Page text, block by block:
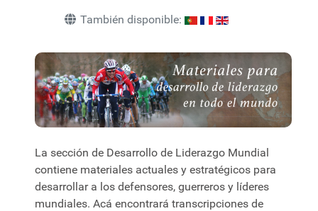
También disponible:
La sección de Desarrollo de Liderazgo Mundial
contiene materiales actuales y estratégicos para
desarrollar a los defensores, guerreros y líderes
mundiales. Acá encontrará transcripciones de